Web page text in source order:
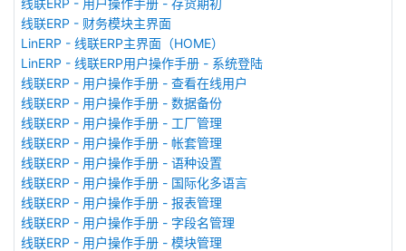
线联ERP - 用户操作手册 - 存货期初
线联ERP - 财务模块主界面
LinERP - 线联ERP主界面（HOME）
LinERP - 线联ERP用户操作手册 - 系统登陆
线联ERP - 用户操作手册 - 查看在线用户
线联ERP - 用户操作手册 - 数据备份
线联ERP - 用户操作手册 - 工厂管理
线联ERP - 用户操作手册 - 帐套管理
线联ERP - 用户操作手册 - 语种设置
线联ERP - 用户操作手册 - 国际化多语言
线联ERP - 用户操作手册 - 报表管理
线联ERP - 用户操作手册 - 字段名管理
线联ERP - 用户操作手册 - 模块管理